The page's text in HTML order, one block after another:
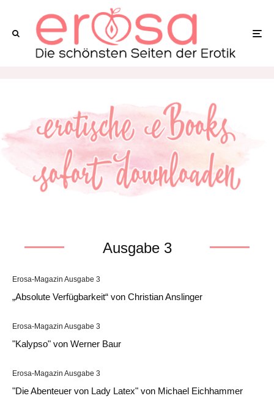
Ausgabe 3
Erosa-Magazin Ausgabe 3
„Absolute Verfügbarkeit“ von Christian Anslinger
Erosa-Magazin Ausgabe 3
"Kalypso" von Werner Baur
Erosa-Magazin Ausgabe 3
"Die Abenteuer von Lady Latex" von Michael Eichhammer